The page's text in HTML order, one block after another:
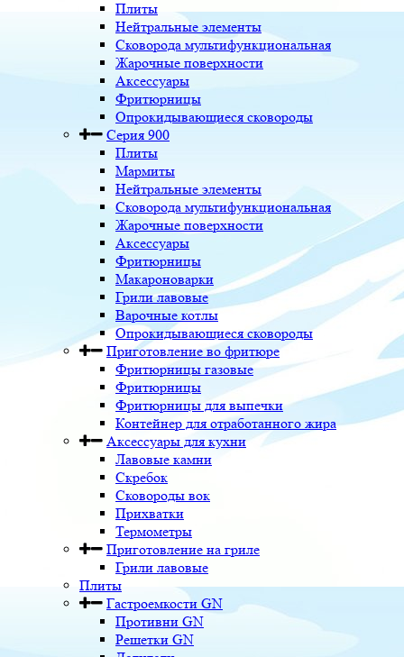
Плиты
Нейтральные элементы
Сковорода мультифункциональная
Жарочные поверхности
Аксессуары
Фритюрницы
Опрокидывающиеся сковороды
Серия 900
Плиты
Мармиты
Нейтральные элементы
Сковорода мультифункциональная
Жарочные поверхности
Аксессуары
Фритюрницы
Макароноварки
Грили лавовые
Варочные котлы
Опрокидывающиеся сковороды
Приготовление во фритюре
Фритюрницы газовые
Фритюрницы
Фритюрницы для выпечки
Контейнер для отработанного жира
Аксессуары для кухни
Лавовые камни
Скребок
Сковороды вок
Прихватки
Термометры
Приготовление на гриле
Грили лавовые
Плиты
Гастроемкости GN
Противни GN
Решетки GN